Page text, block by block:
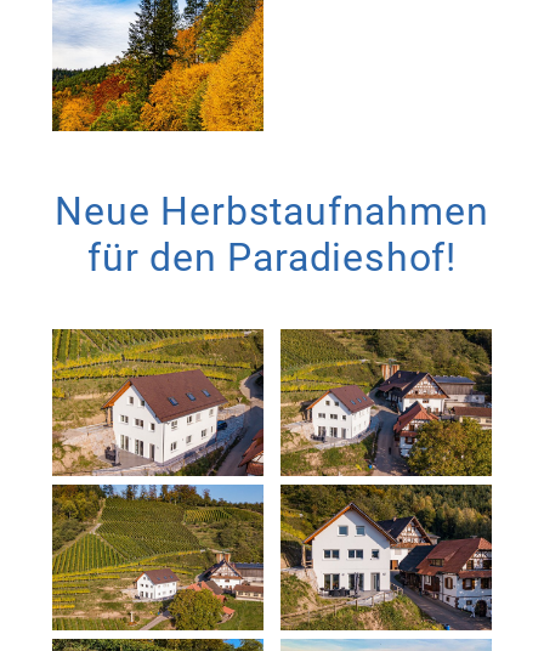
Neue Herbstaufnahmen
für den Paradieshof!